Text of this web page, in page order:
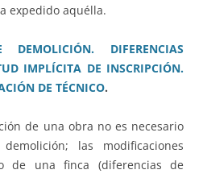
expedido aquélla.
DIFERENCIAS
IMPLÍCITA DE INSCRIPCIÓN.
DE TÉCNICO.
de una obra no es necesario
las modificaciones
de una finca (diferencias de